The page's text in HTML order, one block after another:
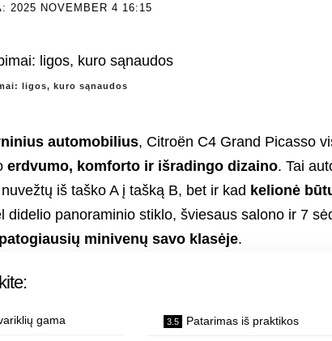
2025 NOVEMBER 4 16:15
ligos, kuro sąnaudos
automobilius, Citroën C4 Grand Picasso
erdvumo, komforto ir išradingo dizaino. Tai
iš taško A į tašką B, bet ir kad kelionė
didelio panoraminio stiklo, šviesaus salono ir 7
patogiausių minivenų savo klasėje.
gama Patarimas iš praktikos